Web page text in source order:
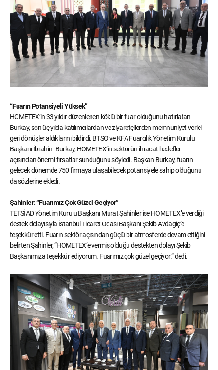
“Fuarın Potansiyeli Yüksek”
HOMETEX’in 33 yıldır düzenlenen köklü bir fuar olduğunu hatırlatan
Burkay, son üç yılda katılımcılardan ve ziyaretçilerden memnuniyet verici
geri dönüşler aldıklarını bildirdi. BTSO ve KFA Fuarcılık Yönetim Kurulu
Başkanı İbrahim Burkay, HOMETEX’in sektörün ihracat hedefleri
açısından önemli fırsatlar sunduğunu söyledi. Başkan Burkay, fuarın
gelecek dönemde 750 firmaya ulaşabilecek potansiyele sahip olduğunu
da sözlerine ekledi.
Şahinler: “Fuarımız Çok Güzel Geçiyor”
TETSİAD Yönetim Kurulu Başkanı Murat Şahinler ise HOMETEX’e verdiği
destek dolayısıyla İstanbul Ticaret Odası Başkanı Şekib Avdagiç’e
teşekkür etti. Fuarın sektör açısından güçlü bir atmosferde devam ettiğini
belirten Şahinler, “HOMETEX’e vermiş olduğu destekten dolayı Şekib
Başkanımıza teşekkür ediyorum. Fuarımız çok güzel geçiyor.” dedi.